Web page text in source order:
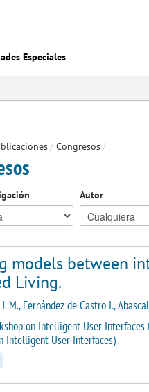
Especiales
/ Congresos/
Autor
models between
Living.
M., Fernández de Castro I.,
on Intelligent User
Intelligent User Interfaces)